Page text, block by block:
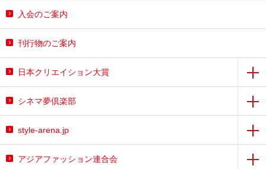
入会のご案内
刊行物のご案内
日本クリエイション大賞
シネマ夢倶楽部
style-arena.jp
アジアファッション連合会